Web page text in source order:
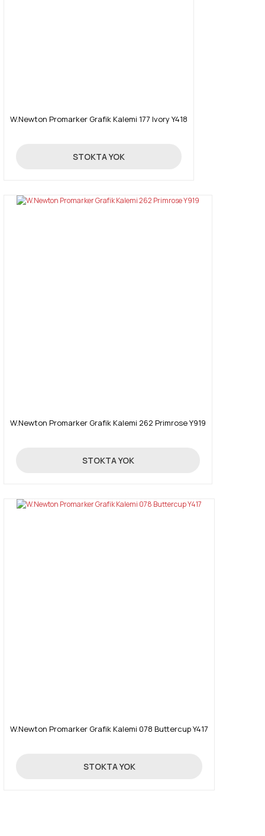
W.Newton Promarker Grafik Kalemi 177 Ivory Y418
19,90 TL
STOKTA YOK
W.Newton Promarker Grafik Kalemi 262 Primrose Y919
19,90 TL
STOKTA YOK
W.Newton Promarker Grafik Kalemi 078 Buttercup Y417
19,90 TL
STOKTA YOK